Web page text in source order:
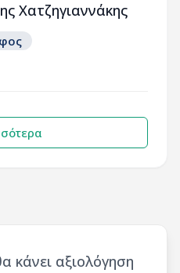
Χατζηγιαννάκης
κάνει αξιολόγηση